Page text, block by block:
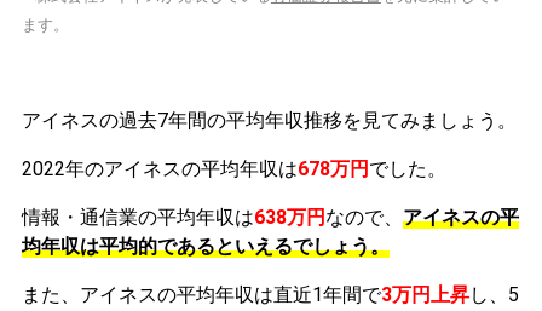
ます。
アイネスの過去7年間の平均年収推移を見てみましょう。
2022年のアイネスの平均年収は678万円 でした。
情報・通信業の平均年収は638万円 なので、 アイネスの平
均年収は平均的であるといえるでしょう。
また、アイネスの平均年収は直近1年間で3万円上昇し、5